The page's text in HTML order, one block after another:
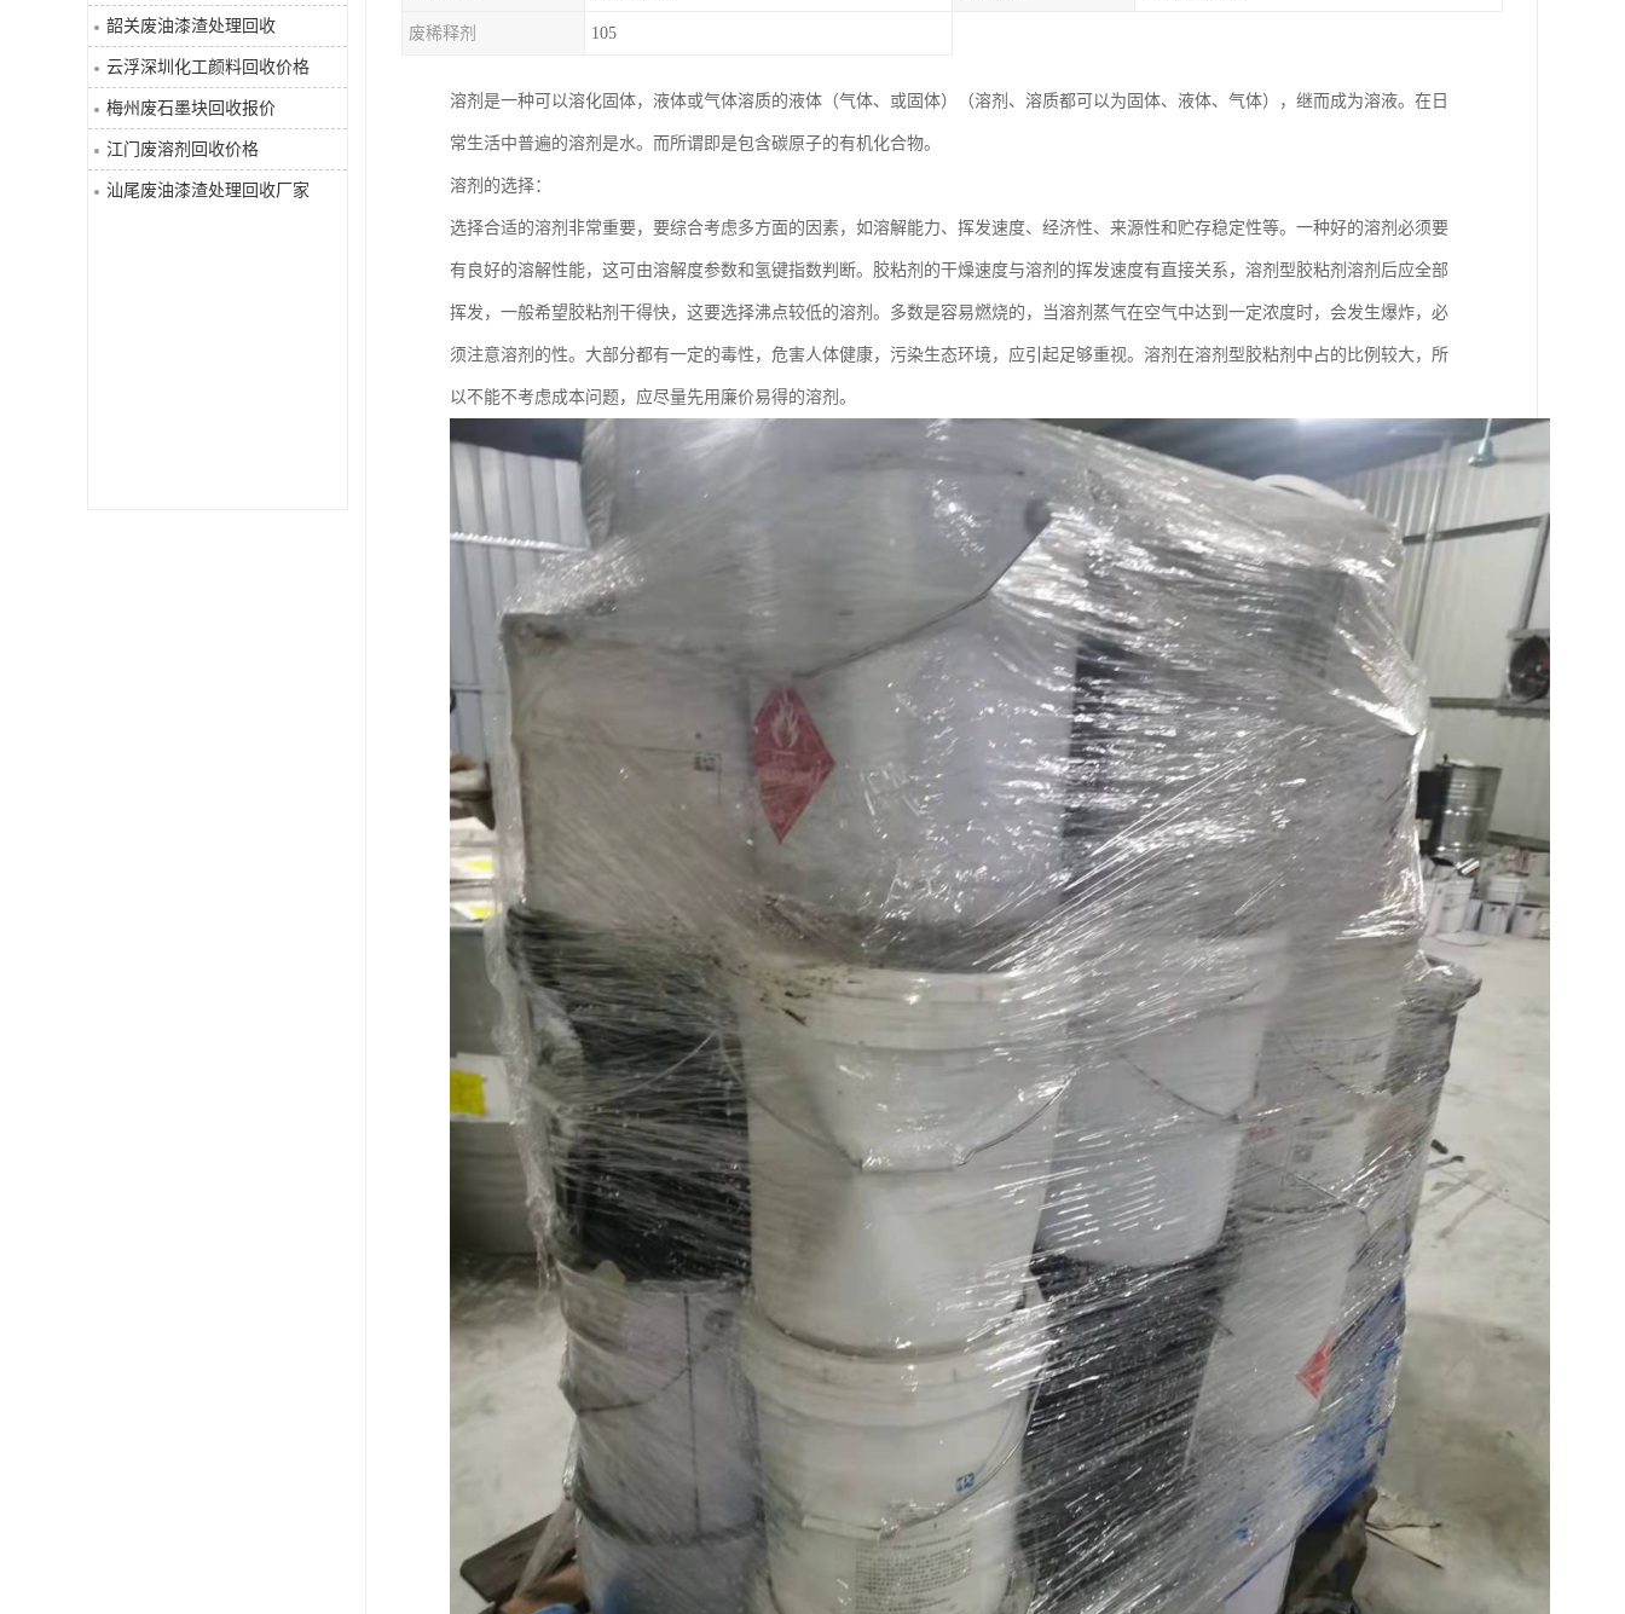
回收工程内外墙油漆
废油漆渣处理回收
废溶剂回收
韶关废油漆渣处理回收
云浮深圳化工颜料回收价格
梅州废石墨块回收报价
江门废溶剂回收价格
汕尾废油漆渣处理回收厂家
废稀释剂 105
溶剂是一种可以溶化固体，液体或气体溶质的液体（气体、或固体）（溶剂、溶质都可以为固体、液体、气体），继而成为溶液。在日
常生活中普遍的溶剂是水。而所谓即是包含碳原子的有机化合物。
溶剂的选择：
选择合适的溶剂非常重要，要综合考虑多方面的因素，如溶解能力、挥发速度、经济性、来源性和贮存稳定性等。一种好的溶剂必须要
有良好的溶解性能，这可由溶解度参数和氢键指数判断。胶粘剂的干燥速度与溶剂的挥发速度有直接关系，溶剂型胶粘剂溶剂后应全部
挥发，一般希望胶粘剂干得快，这要选择沸点较低的溶剂。多数是容易燃烧的，当溶剂蒸气在空气中达到一定浓度时，会发生爆炸，必
须注意溶剂的性。大部分都有一定的毒性，危害人体健康，污染生态环境，应引起足够重视。溶剂在溶剂型胶粘剂中占的比例较大，所
以不能不考虑成本问题，应尽量先用廉价易得的溶剂。